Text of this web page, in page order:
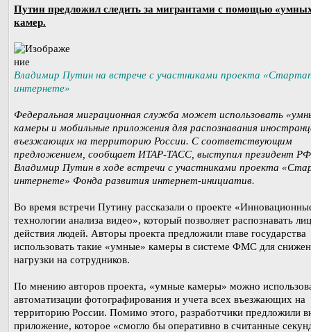
Путин предложил следить за мигрантами с помощью
камер.
Владимир Путин на встрече с участниками проекта
интернете»
Федеральная миграционная служба может использовать
камеры и мобильные приложения для распознавания
въезжающих на территорию России. С соответствующим
предложением, сообщает ИТАР-ТАСС, выступил президент РФ
Владимир Путин в ходе встречи с участниками проекта
интернете» Фонда развития интернет-инициатив.
Во время встречи Путину рассказали о проекте
технологии анализа видео», который позволяет распознавать
действия людей. Авторы проекта предложили главе государства
использовать такие «умные» камеры в системе ФМС для
нагрузки на сотрудников.
По мнению авторов проекта, «умные камеры» можно
автоматизации фотографирования и учета всех въезжающих на
территорию России. Помимо этого, разработчики предложили
приложение, которое «смогло бы оперативно в считанные